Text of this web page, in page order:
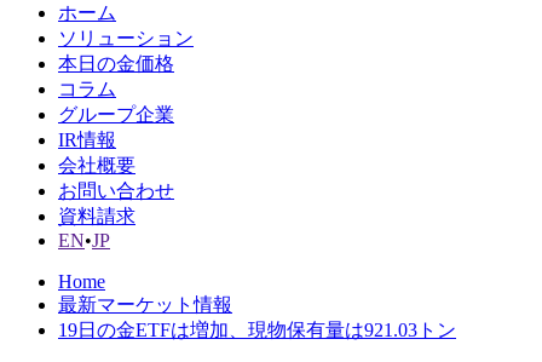
ホーム
ソリューション
本日の金価格
コラム
グループ企業
IR情報
会社概要
お問い合わせ
資料請求
EN•JP
Home
最新マーケット情報
19日の金ETFは増加、現物保有量は921.03トン